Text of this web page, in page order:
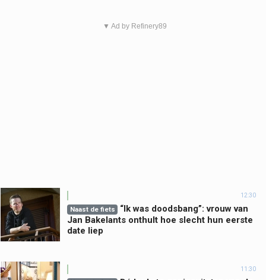
▼ Ad by Refinery89
12:30
Naast de fiets
“Ik was doodsbang”: vrouw van
Jan Bakelants onthult hoe slecht hun eerste
date liep
11:30